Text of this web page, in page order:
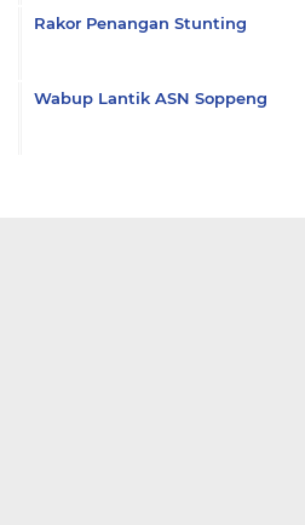
Rakor Penangan Stunting
Wabup Lantik ASN Soppeng